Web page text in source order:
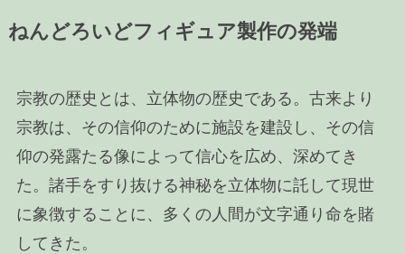
ねんどろいどフィギュア製作の発端
宗教の歴史とは、立体物の歴史である。古来より
宗教は、その信仰のために施設を建設し、その信
仰の発露たる像によって信心を広め、深めてき
た。諸手をすり抜ける神秘を立体物に託して現世
に象徴することに、多くの人間が文字通り命を賭
してきた。